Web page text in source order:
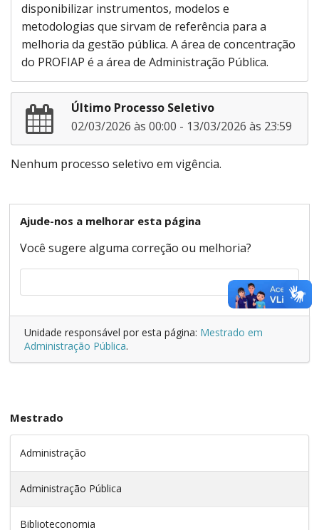
disponibilizar instrumentos, modelos e
metodologias que sirvam de referência para a
melhoria da gestão pública. A área de concentração
do PROFIAP é a área de Administração Pública.
Último Processo Seletivo
02/03/2026 às 00:00 - 13/03/2026 às 23:59
Nenhum processo seletivo em vigência.
Ajude-nos a melhorar esta página
Você sugere alguma correção ou melhoria?
Unidade responsável por esta página: Mestrado em
Administração Pública.
Mestrado
Administração
Administração Pública
Biblioteconomia